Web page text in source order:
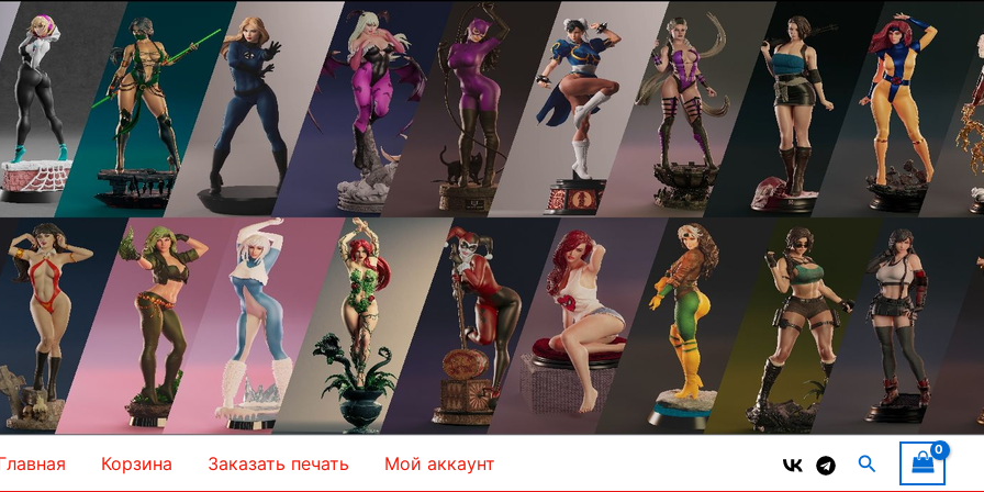
Корзина Заказать печать Мой аккаунт Поиск